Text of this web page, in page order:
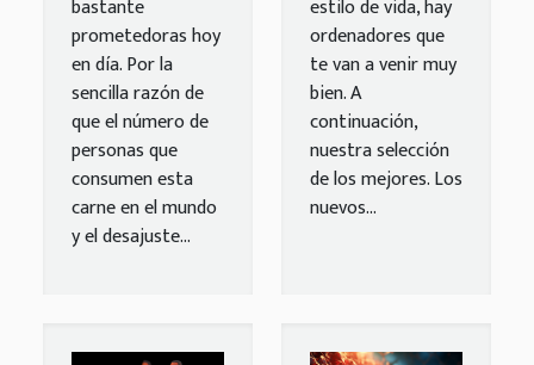
bastante
prometedoras hoy
en día. Por la
sencilla razón de
que el número de
personas que
consumen esta
carne en el mundo
y el desajuste...
estilo de vida, hay
ordenadores que
te van a venir muy
bien. A
continuación,
nuestra selección
de los mejores. Los
nuevos...